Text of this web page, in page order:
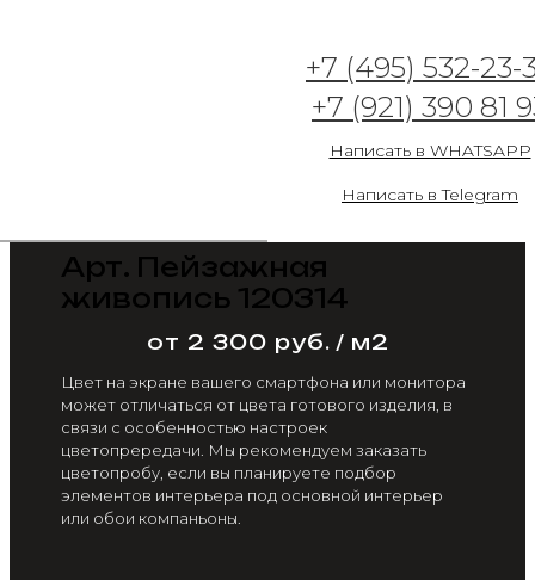
+7 (495) 532-23-
+7 (921) 390 81
Написать в WHATSAPP
Написать в Telegram
Арт. Пейзажная
живопись 120314
от 2 300 руб. / м2
Цвет на экране вашего смартфона или монитора
может отличаться от цвета готового изделия, в
связи с особенностью настроек
цветопрередачи. Мы рекомендуем заказать
цветопробу, если вы планируете подбор
элементов интерьера под основной интерьер
или обои компаньоны.